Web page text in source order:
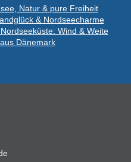
Natur & pure Freiheit
& Nordseecharme
Wind & Weite
Dänemark